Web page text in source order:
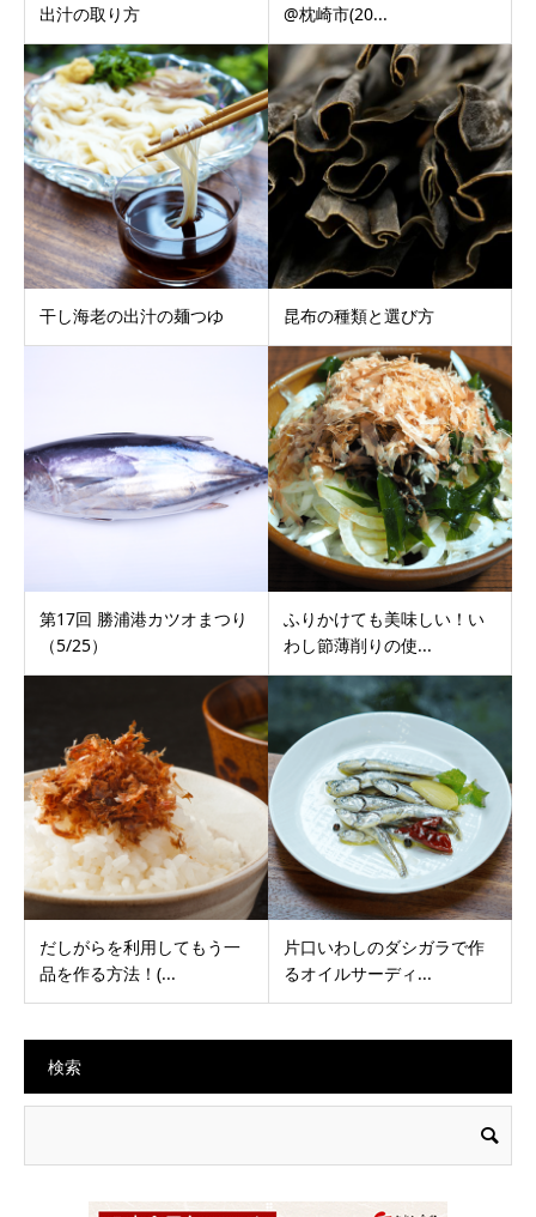
出汁の取り方
@枕崎市(20...
干し海老の出汁の麺つゆ 昆布の種類と選び方
第17回 勝浦港カツオまつり
（5/25）
ふりかけても美味しい！い
わし節薄削りの使...
だしがらを利用してもう一
品を作る方法！(...
片口いわしのダシガラで作
るオイルサーディ...
検索